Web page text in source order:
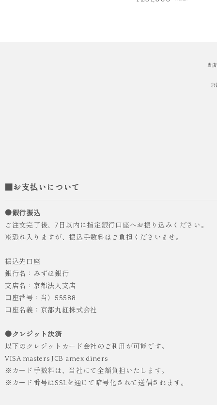
当
京
■お支払いについて
●銀行振込
ご注文完了後、7日以内に指定銀行口座へお振り込みください。
※恐れ入りますが、振込手数料はご負担くださいませ。
振込先口座
銀行名：みずほ銀行
支店名：京都法人支店
口座番号：当）55588
口座名義：京都丸紅株式会社
●クレジット決済
以下のクレジットカード会社のご利用が可能です。
VISA masters JCB amex diners
※カード手数料は、当社にて全額負担いたします。
※カード番号はSSLを通じて暗号化されて送信されます。